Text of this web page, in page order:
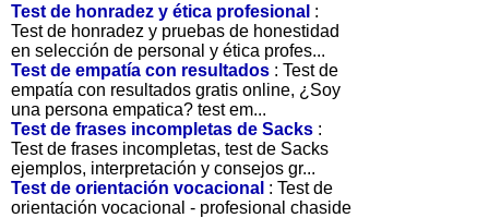
Test de honradez y ética profesional :
Test de honradez y pruebas de honestidad
en selección de personal y ética profes...
Test de empatía con resultados : Test de
empatía con resultados gratis online, ¿Soy
una persona empatica? test em...
Test de frases incompletas de Sacks :
Test de frases incompletas, test de Sacks
ejemplos, interpretación y consejos gr...
Test de orientación vocacional : Test de
orientación vocacional - profesional chaside